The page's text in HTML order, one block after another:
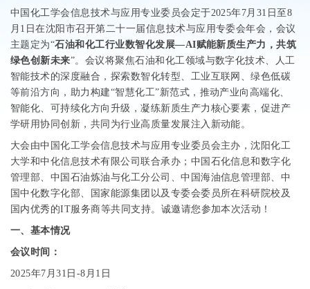
中国化工学会信息技术与应用专业委员会定于2025年7月 31 日至 8
月 1 日在沈阳市召开第二十一届信息技术与应用专委会年会，会议
主题定为“石油和化工行业数智化发展—AI赋能新质生产力，共筑
绿色创新未来”。会议将聚焦石油和化工领域与数字化技术、人工
智能技术的深度融合，探索数智化转型、工业互联网、绿色低碳
等前沿方向，助力构建“智慧化工”新范式，推动产业向高端化、
智能化、可持续化方向升级，凝练新质生产力核心要素，促进产
学研用协同创新，共同为行业高质量发展注入新动能。
大会由中国化工学会信息技术与应用专业委员会主办，沈阳化工
大学和中化信息技术有限公司联合承办；中国石化信息和数字化
管理部、中国石油炼油与化工分公司、中国海油信息管理部、中
国中化数字化部、国家能源集团以及专委会委员所在科研院校及
国内优秀的IT服务商等共同支持。诚邀请您参加本次活动！
一、基本情况
会议时间：
2025年7 月31 日 -8 月 1 日